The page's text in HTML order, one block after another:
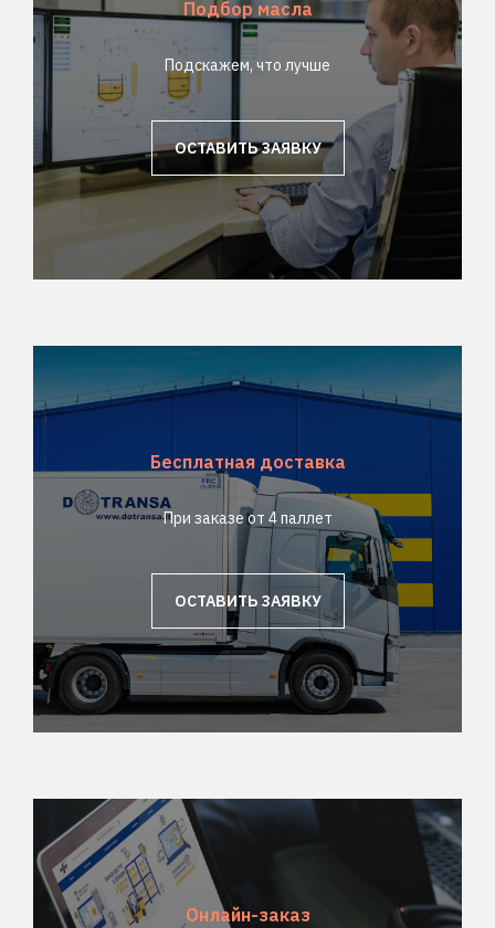
Подбор масла
Подскажем, что лучше
ОСТАВИТЬ ЗАЯВКУ
Бесплатная доставка
При заказе от 4 паллет
ОСТАВИТЬ ЗАЯВКУ
Онлайн-заказ